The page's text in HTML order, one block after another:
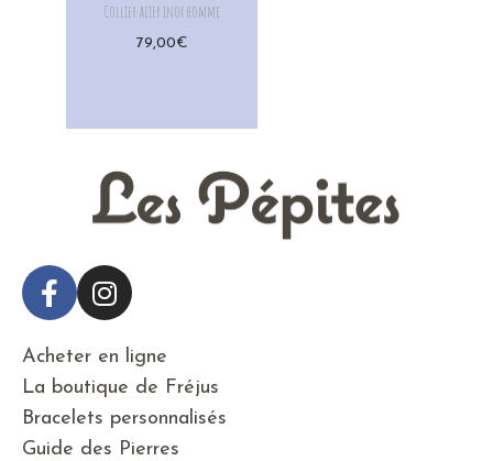
Collier acier inox homme
79,00€
Acheter en ligne
La boutique de Fréjus
Bracelets personnalisés
Guide des Pierres